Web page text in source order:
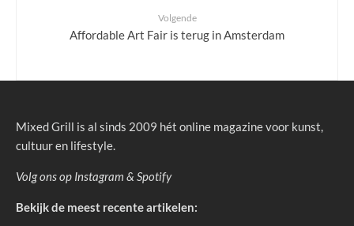
Volgende
Affordable Art Fair is terug in Amsterdam
Mixed Grill is al sinds 2009 hét online magazine voor kunst,
cultuur en lifestyle.
Volg ons op Instagram & Spotify
Bekijk de meest recente artikelen: